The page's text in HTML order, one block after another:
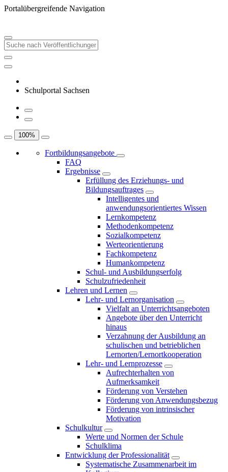
Portalübergreifende Navigation
Schulportal Sachsen
100%
Fortbildungsangebote
FAQ
Ergebnisse
Erfüllung des Erziehungs- und
Bildungsauftrages
Intelligentes und
anwendungsorientiertes Wissen
Lernkompetenz
Methodenkompetenz
Sozialkompetenz
Werteorientierung
Fachkompetenz
Humankompetenz
Schul- und Ausbildungserfolg
Schulzufriedenheit
Lehren und Lernen
Lehr- und Lernorganisation
Vielfalt an Unterrichtsangeboten
Angebote über den Unterricht
hinaus
Verzahnung der Ausbildung an
schulischen und betrieblichen
Lernorten/Lernortkooperation
Lehr- und Lernprozesse
Aufrechterhalten von
Aufmerksamkeit
Förderung von Verstehen
Förderung von Anwendungsbezug
Förderung von intrinsischer
Motivation
Schulkultur
Werte und Normen der Schule
Schulklima
Entwicklung der Professionalität
Systematische Zusammenarbeit im